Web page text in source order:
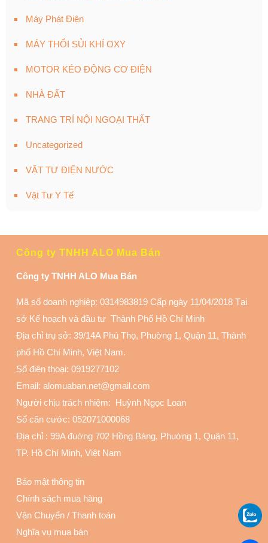
Máy Phát Điện
MÁY THỔI SỦI KHÍ OXY
MOTOR KÉO ĐỘNG CƠ ĐIỆN
NHÀ ĐẤT
TRANG TRÍ NỘI NGOẠI THẤT
Uncategorized
VẬT TƯ ĐIỆN NƯỚC
Vật Tư Y Tế
Công ty TNHH ALO Mua Bán
Công ty TNHH ALO Mua Bán
Mã số doanh nghiệp: 0314983819 Cấp ngày 11/04/2018 Tại
sở Kế hoạch và đầu tư Thành Phố Hồ Chí Minh
Địa chỉ trụ sở: 39/14A Phú Thọ, Phuờng 1, Quận 11, Thành
phố Hồ Chí Minh, Việt Nam.
Số điện thoại: 0919277102
Email: alomuaban.net@gmail.com
Người chịu trách nhiệm: Huỳnh Ngọc Loan
Số căn cước: 052071000068
Địa chỉ : 99A đuờng 702 Hồng Bàng, Phuờng 1, Quận 11,
TP. Hồ Chí Minh, Việt Nam
Bảo mật thông tin
Chính sách mua hàng
Vận Chuyển / Thanh toán
Nghĩa vụ mua bán